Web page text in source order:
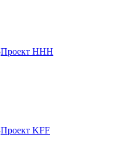
Проект HHH
Проект KFF